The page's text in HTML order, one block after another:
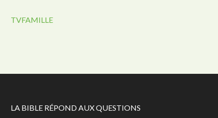
TVFAMILLE
LA BIBLE RÉPOND AUX QUESTIONS